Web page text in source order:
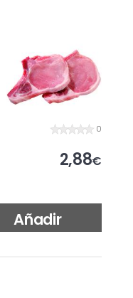
0
2,88€
Añadir